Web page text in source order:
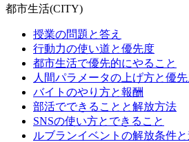
都市生活(CITY)
授業の問題と答え
行動力の使い道と優先度
都市生活で優先的にやること
人間パラメータの上げ方と優
バイトのやり方と報酬
部活でできることと解放方法
SNSの使い方とできること
ルブランイベントの解放条件